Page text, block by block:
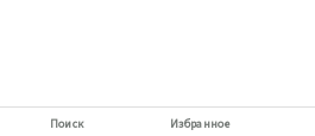
Поиск Избранное